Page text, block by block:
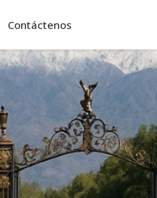
Contáctenos